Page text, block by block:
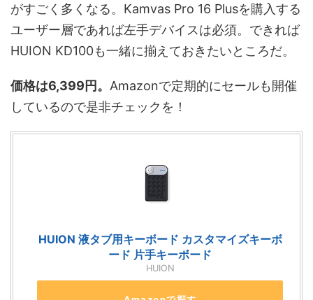
がすごく多くなる。Kamvas Pro 16 Plusを購入する
ユーザー層であれば左手デバイスは必須。できれば
HUION KD100も一緒に揃えておきたいところだ。
価格は6,399円。 Amazonで定期的にセールも開催
しているので是非チェックを！
HUION 液タブ用キーボード カスタマイズキーボ
ード 片手キーボード
HUION